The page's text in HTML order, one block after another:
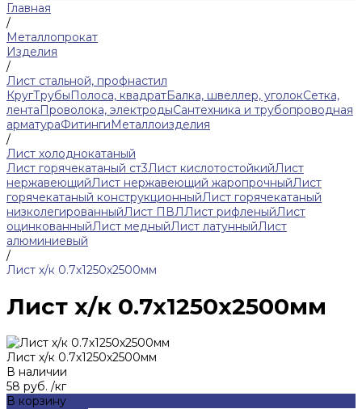
Главная
/
Металлопрокат
Изделия
/
Лист стальной, профнастил
КругТрубыПолоса, квадратБалка, швеллер, уголокСетка,
лентаПроволока, электродыСантехника и трубопроводная
арматураФитингиМеталлоизделия
/
Лист холоднокатаный
Лист горячекатаный ст3Лист кислотостойкийЛист
нержавеющийЛист нержавеющий жаропрочныйЛист
горячекатаный конструкционныйЛист горячекатаный
низколегированныйЛист ПВЛЛист рифленыйЛист
оцинкованныйЛист медныйЛист латунныйЛист
алюминиевый
/
Лист х/к 0.7х1250х2500мм
Лист х/к 0.7х1250х2500мм
Лист х/к 0.7х1250х2500мм
В наличии
58 руб. /кг
В корзину